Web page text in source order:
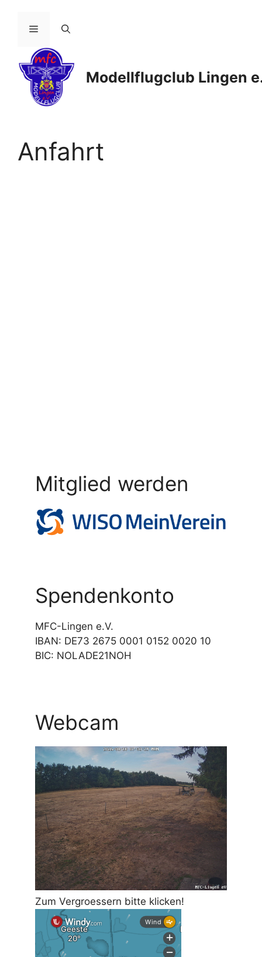
springen
Modellflugclub Lingen
Menü
Anfahrt
Mitglied werden
Spendenkonto
MFC-Lingen e.V.
IBAN: DE73 2675 0001 0152 0020 10
BIC: NOLADE21NOH
Webcam
Zum Vergroessern bitte klicken!